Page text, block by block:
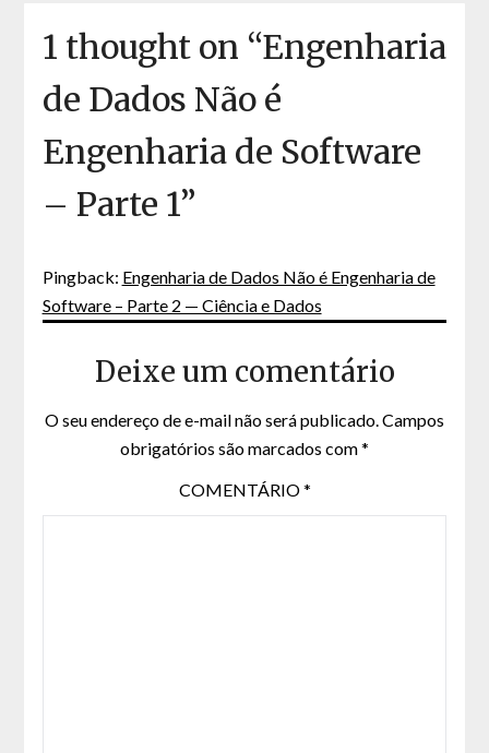
1 thought on “Engenharia
de Dados Não é
Engenharia de Software
– Parte 1”
Pingback: Engenharia de Dados Não é Engenharia de
Software – Parte 2 — Ciência e Dados
Deixe um comentário
O seu endereço de e-mail não será publicado.Campos
obrigatórios são marcados com*
COMENTÁRIO*